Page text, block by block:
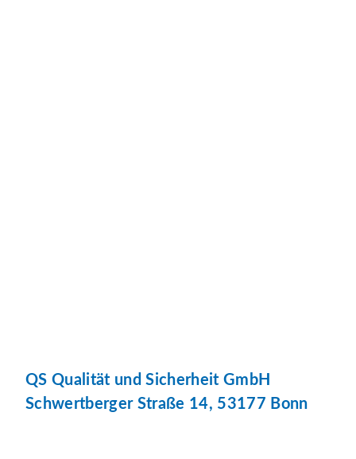
QS Qualität und Sicherheit GmbH
Schwertberger Straße 14, 53177 Bonn